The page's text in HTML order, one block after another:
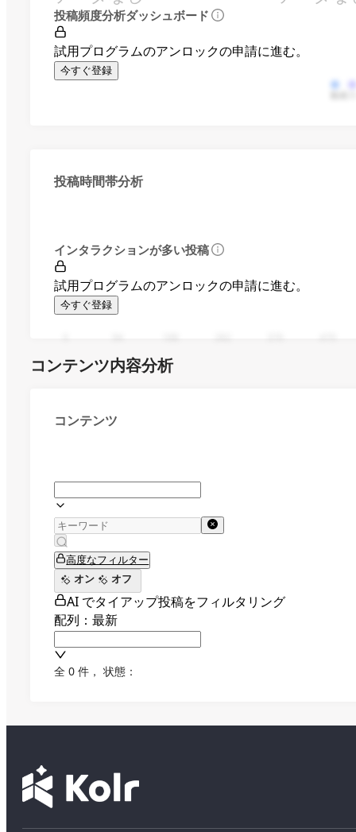
投稿頻度分析ダッシュボード
試用プログラムのアンロックの申請に進む。
今すぐ登録
投稿時間帯分析
インタラクションが多い投稿
試用プログラムのアンロックの申請に進む。
今すぐ登録
コンテンツ内容分析
コンテンツ
高度なフィルター
オン
オフ
AI でタイアップ投稿をフィルタリング
配列：最新
全 0 件 ， 状態：